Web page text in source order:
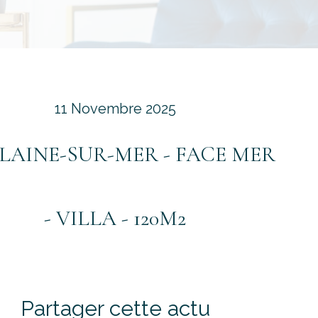
11 Novembre 2025
SUR-MER - FACE MER
- VILLA - 120M2
Partager cette actu